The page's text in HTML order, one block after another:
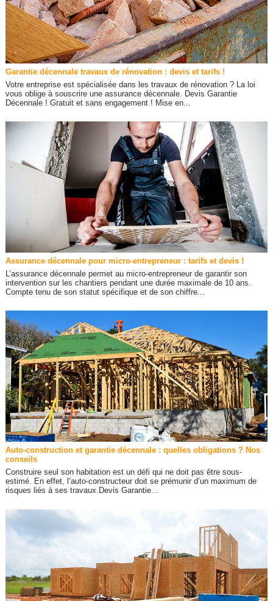
Garantie décennale travaux de rénovation : devis et tarifs !
Votre entreprise est spécialisée dans les travaux de rénovation ? La loi
vous oblige à souscrire une assurance décennale. Devis Garantie
Décennale ! Gratuit et sans engagement ! Mise en...
Assurance décennale pour micro-entrepreneur : tarifs et devis !
L’assurance décennale permet au micro-entrepreneur de garantir son
intervention sur les chantiers pendant une durée maximale de 10 ans.
Compte tenu de son statut spécifique et de son chiffre...
Auto-construction et garantie décennale : quelles obligations ? Nos
conseils
Construire seul son habitation est un défi qui ne doit pas être sous-
estimé. En effet, l’auto-constructeur doit se prémunir d’un maximum de
risques liés à ses travaux.Devis Garantie...